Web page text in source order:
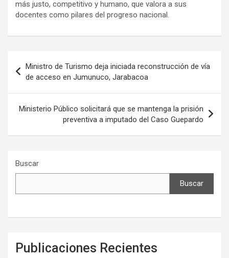
más justo, competitivo y humano, que valora a sus
docentes como pilares del progreso nacional.
de
entradas
Ministro de Turismo deja iniciada reconstrucción de vía
de acceso en Jumunuco, Jarabacoa
Ministerio Público solicitará que se mantenga la prisión
preventiva a imputado del Caso Guepardo
Buscar
Buscar
Publicaciones Recientes